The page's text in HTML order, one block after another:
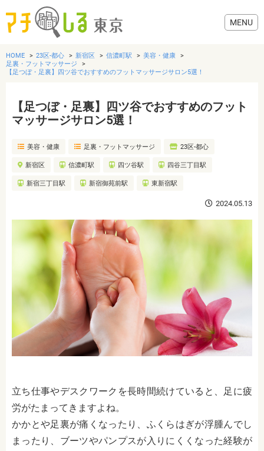
グルメ
美容・健康
生活
HOME 23区-都心 新宿区 信濃町駅
美容・健康
足裏・フットマッサージ
【足つぼ・足裏】四ツ谷でおすすめのフットマッサージサロン5選！
【足つぼ・足裏】四ツ谷でおすすめのフット
マッサージサロン5選！
美容・健康 足裏・フットマッサージ 23区-都心
新宿区 信濃町駅 四ツ谷駅 四谷三丁目駅
新宿三丁目駅 新宿御苑前駅 東新宿駅
2024.05.13
立ち仕事やデスクワークを長時間続けていると、足に疲
労がたまってきますよね。
かかとや足裏が痛くなったり、ふくらはぎが浮腫んでし
まったり、ブーツやパンプスが入りにくくなった経験が